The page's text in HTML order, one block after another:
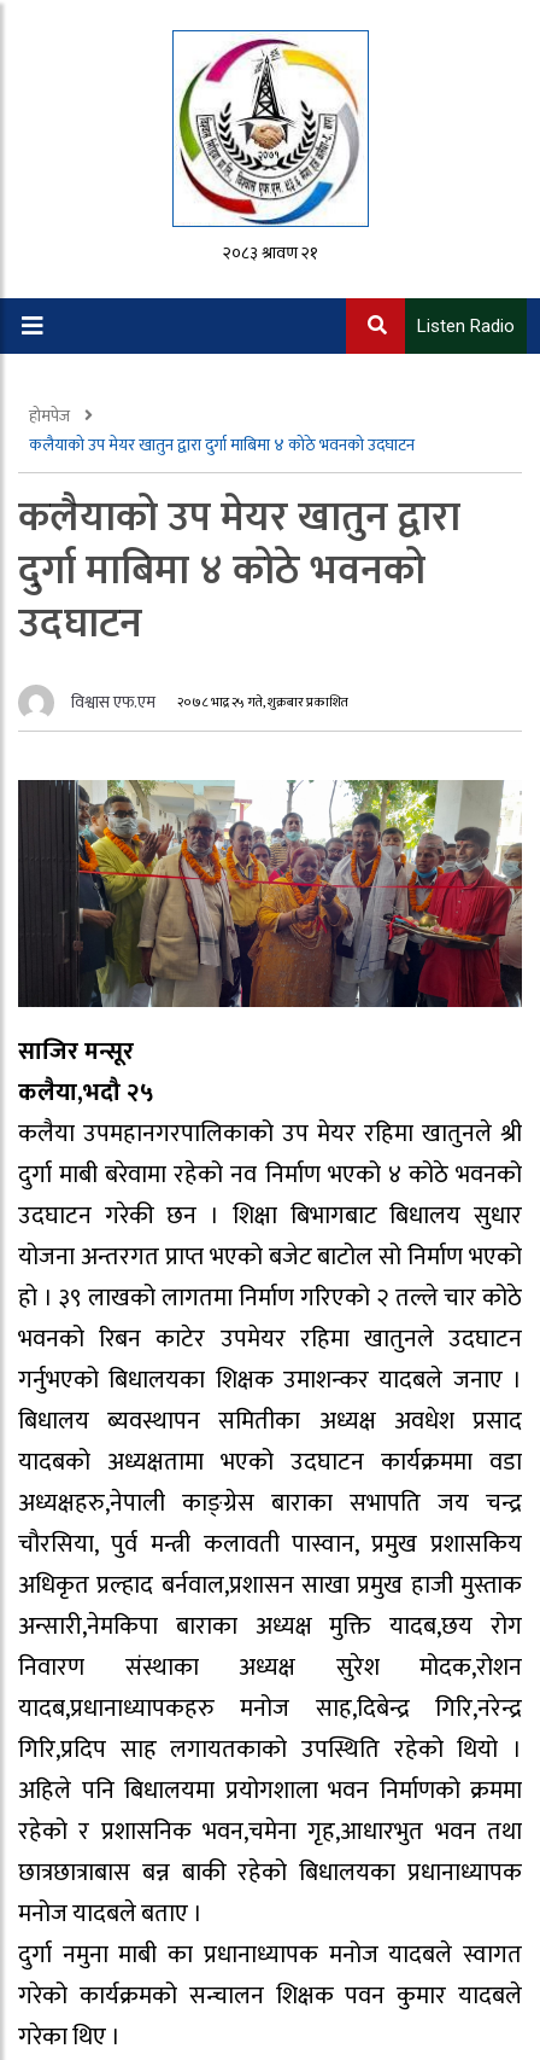
२०८३ श्रावण २१
Listen Radio
होमपेज
कलैयाको उप मेयर खातुन द्वारा दुर्गा माबिमा ४ कोठे भवनको उदघाटन
कलैयाको उप मेयर खातुन द्वारा
दुर्गा माबिमा ४ कोठे भवनको
उदघाटन
विश्वास एफ.एम २०७८ भाद्र २५ गते, शुक्रबार प्रकाशित
साजिर मन्सूर
कलैया,भदौ २५
कलैया उपमहानगरपालिकाको उप मेयर रहिमा खातुनले श्री
दुर्गा माबी बरेवामा रहेको नव निर्माण भएको ४ कोठे भवनको
उदघाटन गरेकी छन । शिक्षा बिभागबाट बिधालय सुधार
योजना अन्तरगत प्राप्त भएको बजेट बाटोल सो निर्माण भएको
हो । ३९ लाखको लागतमा निर्माण गरिएको २ तल्ले चार कोठे
भवनको रिबन काटेर उपमेयर रहिमा खातुनले उदघाटन
गर्नुभएको बिधालयका शिक्षक उमाशन्कर यादबले जनाए ।
बिधालय ब्यवस्थापन समितीका अध्यक्ष अवधेश प्रसाद
यादबको अध्यक्षतामा भएको उदघाटन कार्यक्रममा वडा
अध्यक्षहरु,नेपाली काङ्ग्रेस बाराका सभापति जय चन्द्र
चौरसिया, पुर्व मन्त्री कलावती पास्वान, प्रमुख प्रशासकिय
अधिकृत प्रल्हाद बर्नवाल,प्रशासन साखा प्रमुख हाजी मुस्ताक
अन्सारी,नेमकिपा बाराका अध्यक्ष मुक्ति यादब,छय रोग
निवारण संस्थाका अध्यक्ष सुरेश मोदक,रोशन
यादब,प्रधानाध्यापकहरु मनोज साह,दिबेन्द्र गिरि,नरेन्द्र
गिरि,प्रदिप साह लगायतकाको उपस्थिति रहेको थियो ।
अहिले पनि बिधालयमा प्रयोगशाला भवन निर्माणको क्रममा
रहेको र प्रशासनिक भवन,चमेना गृह,आधारभुत भवन तथा
छात्रछात्राबास बन्न बाकी रहेको बिधालयका प्रधानाध्यापक
मनोज यादबले बताए ।
दुर्गा नमुना माबी का प्रधानाध्यापक मनोज यादबले स्वागत
गरेको कार्यक्रमको सन्चालन शिक्षक पवन कुमार यादबले
गरेका थिए ।